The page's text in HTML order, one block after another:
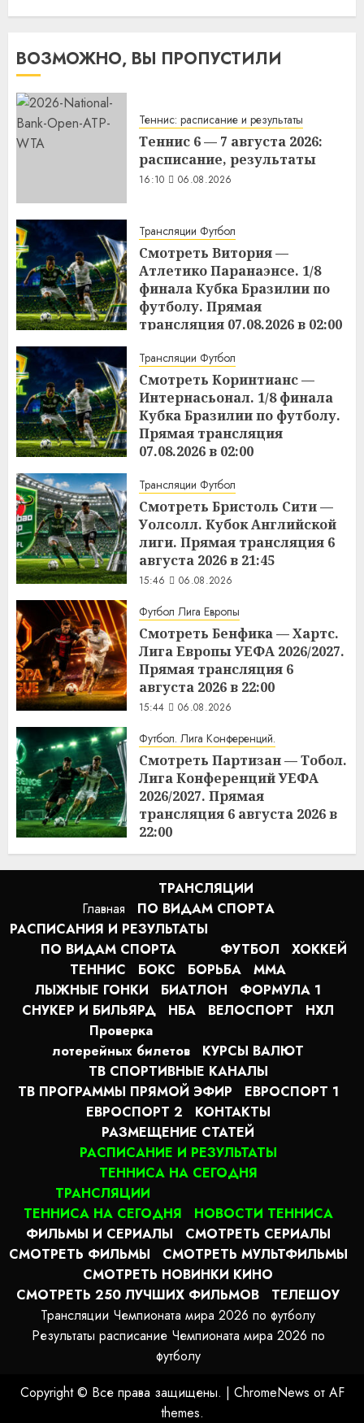
ВОЗМОЖНО, ВЫ ПРОПУСТИЛИ
Теннис: расписание и результаты
Теннис 6 — 7 августа 2026:
расписание, результаты
16:10 06.08.2026
Трансляции Футбол
Смотреть Витория —
Атлетико Паранаэнсе. 1/8
финала Кубка Бразилии по
футболу. Прямая
трансляция 07.08.2026 в 02:00
Трансляции Футбол
Смотреть Коринтианс —
Интернасьонал. 1/8 финала
Кубка Бразилии по футболу.
Прямая трансляция
07.08.2026 в 02:00
Трансляции Футбол
Смотреть Бристоль Сити —
Уолсолл. Кубок Английской
лиги. Прямая трансляция 6
августа 2026 в 21:45
15:46 06.08.2026
Футбол Лига Европы
Смотреть Бенфика — Хартс.
Лига Европы УЕФА 2026/2027.
Прямая трансляция 6
августа 2026 в 22:00
15:44 06.08.2026
Футбол. Лига Конференций.
Смотреть Партизан — Тобол.
Лига Конференций УЕФА
2026/2027. Прямая
трансляция 6 августа 2026 в
22:00
15:43 06.08.2026
Главная
ТРАНСЛЯЦИИ
ПО ВИДАМ СПОРТA
РАСПИСАНИЯ И РЕЗУЛЬТАТЫ
ПО ВИДАМ СПОРТА
ФУТБОЛ
ХОККЕЙ
ТЕННИС
БОКС БОРЬБА
MMA
ЛЫЖНЫЕ ГОНКИ
БИАТЛОН
ФОРМУЛА 1
СНУКЕР И БИЛЬЯРД
НБА ВЕЛОСПОРТ
НХЛ
Проверка
лотерейных билетов
КУРСЫ ВАЛЮТ
ТВ СПОРТИВНЫЕ КАНАЛЫ
ТВ ПРОГРАММЫ ПРЯМОЙ ЭФИР
ЕВРОСПОРТ 1
ЕВРОСПОРТ 2
КОНТАКТЫ
РАЗМЕЩЕНИЕ СТАТЕЙ
РАСПИСАНИЕ И РЕЗУЛЬТАТЫ
ТЕННИСА НА СЕГОДНЯ
ТРАНСЛЯЦИИ
ТЕННИСА НА СЕГОДНЯ
НОВОСТИ ТЕННИСА
ФИЛЬМЫ И СЕРИАЛЫ
СМОТРЕТЬ СЕРИАЛЫ
СМОТРЕТЬ ФИЛЬМЫ
СМОТРЕТЬ МУЛЬТФИЛЬМЫ
СМОТРЕТЬ НОВИНКИ КИНО
СМОТРЕТЬ 250 ЛУЧШИХ ФИЛЬМОВ
ТЕЛЕШОУ
Трансляции Чемпионата мира 2026 по футболу
Результаты расписание Чемпионата мира 2026 по
футболу
Copyright © Все права защищены. | ChromeNews от AF
themes.